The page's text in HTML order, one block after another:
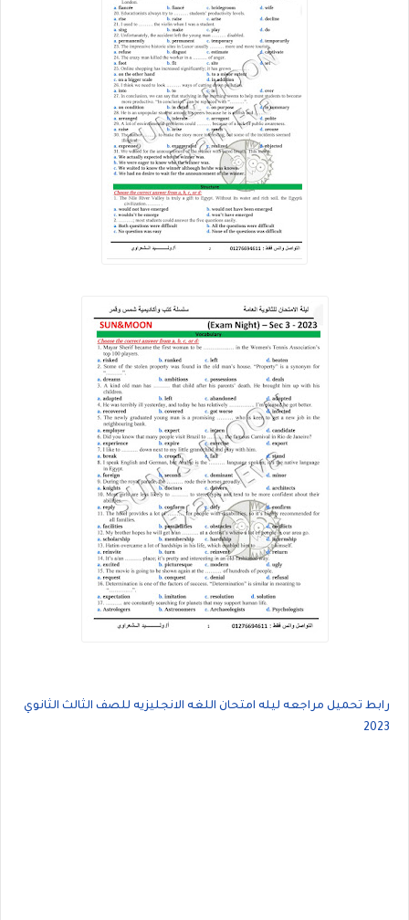
رابط تحميل مراجعه ليله امتحان اللغه الانجليزيه للصف الثالث الثانوي
2023